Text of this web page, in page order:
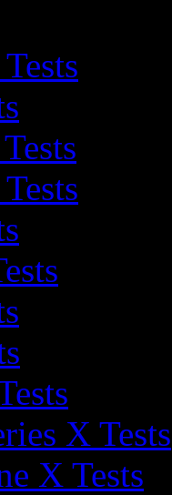
X Tests
X Tests